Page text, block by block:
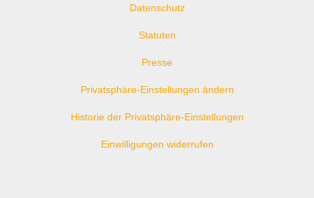
Datenschutz
Statuten
Presse
Privatsphäre-Einstellungen ändern
Historie der Privatsphäre-Einstellungen
Einwilligungen widerrufen